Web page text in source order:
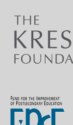
1:08
y
A
1:18
Un